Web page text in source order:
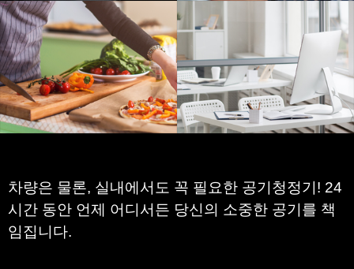
차량은 물론, 실내에서도 꼭 필요한 공기청정기! 24
시간 동안 언제 어디서든 당신의 소중한 공기를 책
임집니다.